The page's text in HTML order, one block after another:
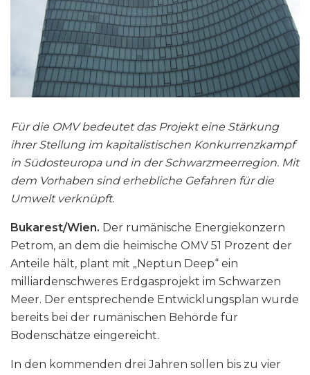
Für die OMV bedeutet das Projekt eine Stärkung
ihrer Stellung im kapitalistischen Konkurrenzkampf
in Südosteuropa und in der Schwarzmeerregion. Mit
dem Vorhaben sind erhebliche Gefahren für die
Umwelt verknüpft.
Bukarest/Wien. Der rumänische Energiekonzern
Petrom, an dem die heimische OMV 51 Prozent der
Anteile hält, plant mit „Neptun Deep“ ein
milliardenschweres Erdgasprojekt im Schwarzen
Meer. Der entsprechende Entwicklungsplan wurde
bereits bei der rumänischen Behörde für
Bodenschätze eingereicht.
In den kommenden drei Jahren sollen bis zu vier